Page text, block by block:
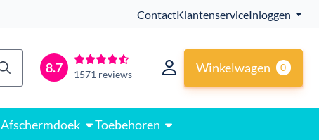
ContactKlantenserviceInloggen
8.7 1571 reviews Winkelwagen 0
Afschermdoek Toebehoren